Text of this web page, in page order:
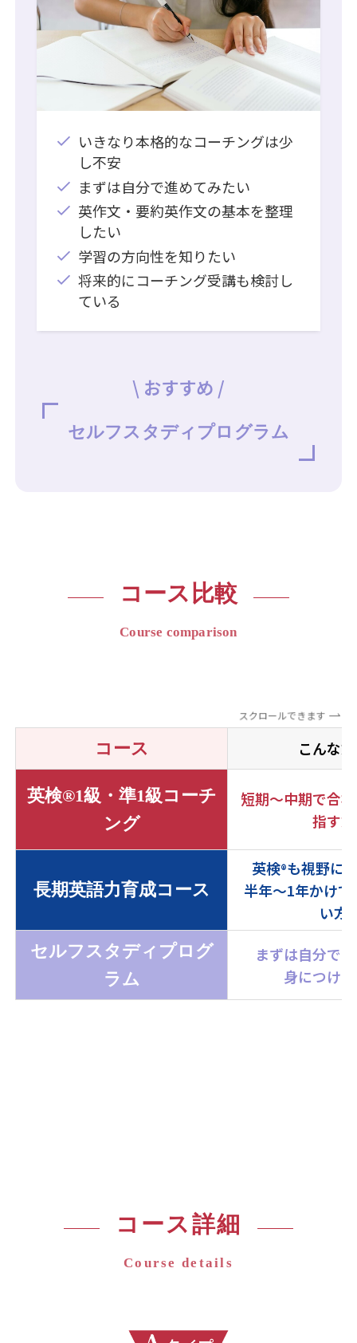
いきなり本格的なコーチングは少
し不安
まずは自分で進めてみたい
英作文・要約英作文の基本を整理
したい
学習の方向性を知りたい
将来的にコーチング受講も検討し
ている
\ おすすめ /
セルフスタディプログラム
コース比較
Course comparison
スクロールできます
コース こんな
英検®1級・準1級コーチ
ング
短期〜中期で合
指す方
長期英語力育成コース
英検®も視野に
半年〜1年かけ
い方
セルフスタディプログ
ラム
まずは自分で
身につけ
コース詳細
Course details